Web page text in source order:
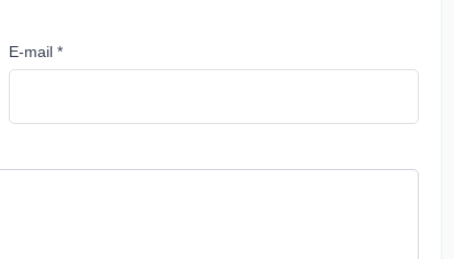
E-mail *